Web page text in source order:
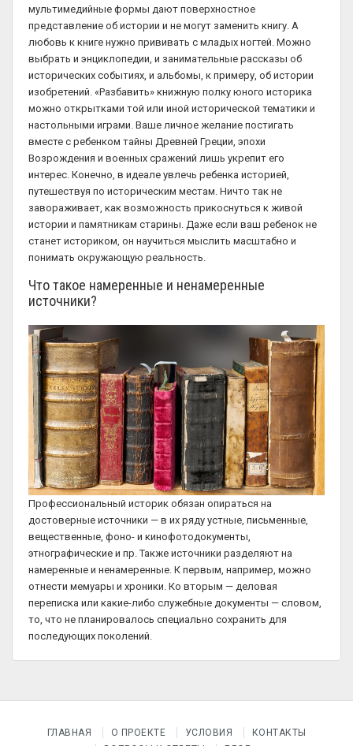
мультимедийные формы дают поверхностное
представление об истории и не могут заменить книгу. А
любовь к книге нужно прививать с младых ногтей. Можно
выбрать и энциклопедии, и занимательные рассказы об
исторических событиях, и альбомы, к примеру, об истории
изобретений. «Разбавить» книжную полку юного историка
можно открытками той или иной исторической тематики и
настольными играми. Ваше личное желание постигать
вместе с ребенком тайны Древней Греции, эпохи
Возрождения и военных сражений лишь укрепит его
интерес. Конечно, в идеале увлечь ребенка историей,
путешествуя по историческим местам. Ничто так не
завораживает, как возможность прикоснуться к живой
истории и памятникам старины. Даже если ваш ребенок не
станет историком, он научиться мыслить масштабно и
понимать окружающую реальность.
Что такое намеренные и ненамеренные
источники?
Профессиональный историк обязан опираться на
достоверные источники — в их ряду устные, письменные,
вещественные, фоно- и кинофотодокументы,
этнографические и пр. Также источники разделяют на
намеренные и ненамеренные. К первым, например, можно
отнести мемуары и хроники. Ко вторым — деловая
переписка или какие-либо служебные документы — словом,
то, что не планировалось специально сохранить для
последующих поколений.
ГЛАВНАЯ О ПРОЕКТЕ УСЛОВИЯ
КОНТАКТЫ